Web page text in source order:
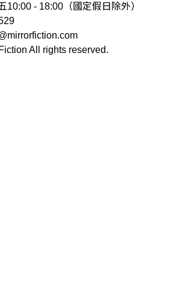
10:00 - 18:00（國定假日除外）
All rights reserved.